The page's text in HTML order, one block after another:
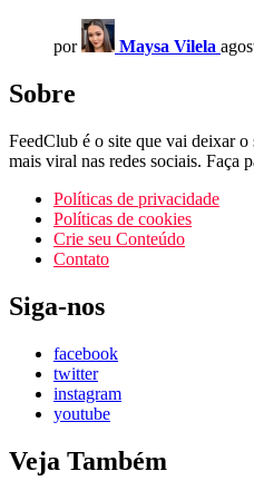
por Maysa Vilela
Sobre
FeedClub é o site que vai deixar
mais viral nas redes sociais. Faça
Políticas de privacidade
Políticas de cookies
Crie seu Conteúdo
Contato
Siga-nos
facebook
twitter
instagram
youtube
Veja Também